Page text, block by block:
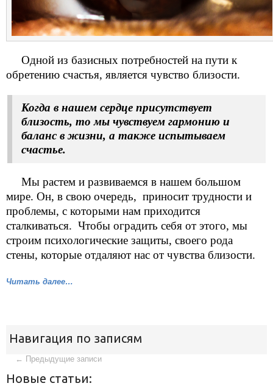
Одной из базисных потребностей на пути к
обретению счастья, является чувство близости.
Когда в нашем сердце присутствует
близость, то мы чувствуем гармонию и
баланс в жизни, а также испытываем
счастье.
Мы растем и развиваемся в нашем большом
мире. Он, в свою очередь, приносит трудности и
проблемы, с которыми нам приходится
сталкиваться. Чтобы оградить себя от этого, мы
строим психологические защиты, своего рода
стены, которые отдаляют нас от чувства близости.
Читать далее…
Навигация по записям
← Предыдущие записи
Новые статьи: